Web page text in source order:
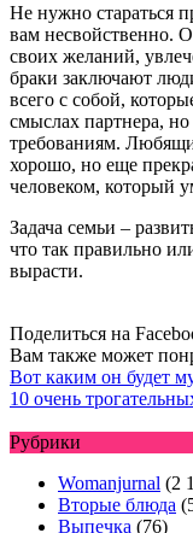
Не нужно стараться
вам несвойственно.
своих желаний,
браки заключают
всего с собой,
смыслах партнера, но
требованиям.
хорошо, но еще
человеком, который
Задача семьи –
что так правильно
вырасти.
Поделиться на
Вам также может
Вот каким он будет
10 очень
Рубрики
Womanjurnal (2
Вторые блюда
Выпечка (76)